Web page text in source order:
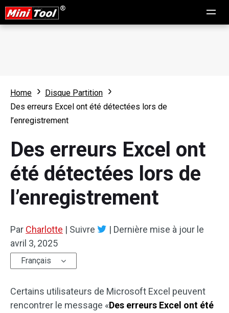
Home
Disque Partition
Des erreurs Excel ont été détectées lors de
l’enregistrement
Des erreurs Excel ont
été détectées lors de
l’enregistrement
Par Charlotte | Suivre | Dernière mise à jour le
avril 3, 2025
Français
Certains utilisateurs de Microsoft Excel peuvent
rencontrer le message «Des erreurs Excel ont été